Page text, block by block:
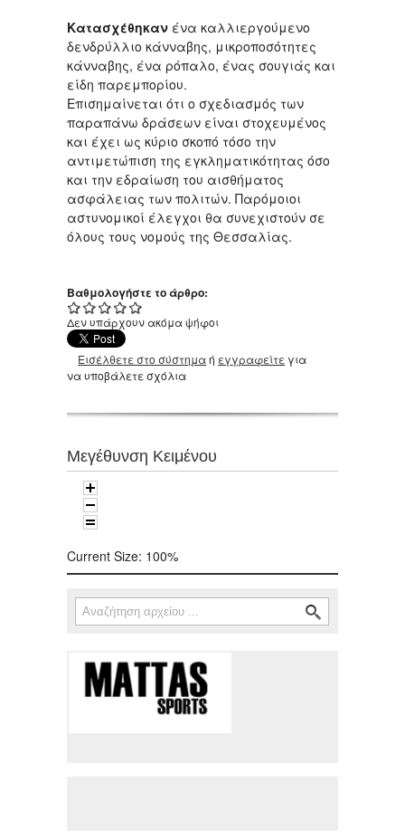
Κατασχέθηκαν ένα καλλιεργούμενο
δενδρύλλιο κάνναβης, μικροποσότητες
κάνναβης, ένα ρόπαλο, ένας σουγιάς και
είδη παρεμπορίου.
Επισημαίνεται ότι ο σχεδιασμός των
παραπάνω δράσεων είναι στοχευμένος
και έχει ως κύριο σκοπό τόσο την
αντιμετώπιση της εγκληματικότητας όσο
και την εδραίωση του αισθήματος
ασφάλειας των πολιτών. Παρόμοιοι
αστυνομικοί έλεγχοι θα συνεχιστούν σε
όλους τους νομούς της Θεσσαλίας.
Βαθμολογήστε το άρθρο:
Δεν υπάρχουν ακόμα ψήφοι
Εισέλθετε στο σύστημαή εγγραφείτε για
να υποβάλετε σχόλια
Μεγέθυνση Κειμένου
Current Size: 100%
Φόρμα αναζήτησης
Αναζήτηση